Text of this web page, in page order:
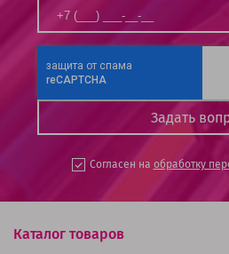
Согласен на обработку
Каталог товаров